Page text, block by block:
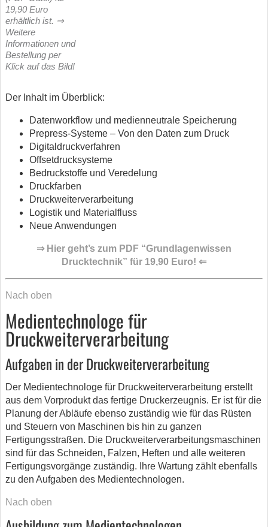
19,90 Euro
erhältlich ist. ⇒
Weitere
Informationen und
Bestellung per
Klick auf das Bild!
Der Inhalt im Überblick:
Datenworkflow und medienneutrale Speicherung
Prepress-Systeme – Von den Daten zum Druck
Digitaldruckverfahren
Offsetdrucksysteme
Bedruckstoffe und Veredelung
Druckfarben
Druckweiterverarbeitung
Logistik und Materialfluss
Neue Anwendungen
⇒ Hier geht’s zum PDF “Grundlagenwissen
Drucktechnik” für 19,90 Euro! ⇐
Nach oben
Medientechnologe für
Druckweiterverarbeitung
Aufgaben in der Druckweiterverarbeitung
Der Medientechnologe für Druckweiterverarbeitung erstellt
aus dem Vorprodukt das fertige Druckerzeugnis. Er ist für die
Planung der Abläufe ebenso zuständig wie für das Rüsten
und Steuern von Maschinen bis hin zu ganzen
Fertigungsstraßen. Die Druckweiterverarbeitungsmaschinen
sind für das Schneiden, Falzen, Heften und alle weiteren
Fertigungsvorgänge zuständig. Ihre Wartung zählt ebenfalls
zu den Aufgaben des Medientechnologen.
Nach oben